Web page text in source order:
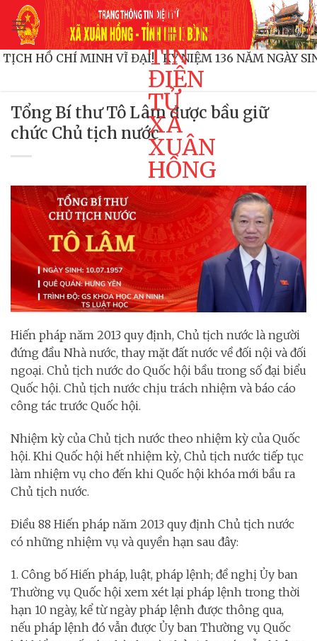
qua
dung
TRANG
THÔNG
TIN
ĐIỆN
TỬ
XÃ
XUÂN
HỒNG
TỊCH HỒ CHÍ MINH VĨ ĐẠI! KỶ NIỆM 136 NĂM
Tổng Bí thư Tô Lâm được bầu giữ
chức Chủ tịch nước
Hiến pháp năm 2013 quy định, Chủ tịch nước là người
đứng đầu Nhà nước, thay mặt đất nước về đối nội và đối
ngoại. Chủ tịch nước do Quốc hội bầu trong số đại biểu
Quốc hội. Chủ tịch nước chịu trách nhiệm và báo cáo
công tác trước Quốc hội.
Nhiệm kỳ của Chủ tịch nước theo nhiệm kỳ của Quốc
hội. Khi Quốc hội hết nhiệm kỳ, Chủ tịch nước tiếp tục
làm nhiệm vụ cho đến khi Quốc hội khóa mới bầu ra
Chủ tịch nước.
Điều 88 Hiến pháp năm 2013 quy định Chủ tịch nước
có những nhiệm vụ và quyền hạn sau đây:
1. Công bố Hiến pháp, luật, pháp lệnh; đề nghị Ủy ban
Thường vụ Quốc hội xem xét lại pháp lệnh trong thời
hạn 10 ngày, kể từ ngày pháp lệnh được thông qua,
nếu pháp lệnh đó vẫn được Ủy ban Thường vụ Quốc